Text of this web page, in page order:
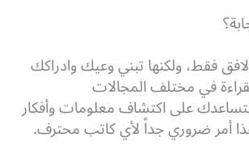
فقط، ولكنها تبني وعيك وادراكك
في مختلف المجالات
على اكتشاف معلومات وأفكار
أمر ضروري جداً لأي كاتب محترف.